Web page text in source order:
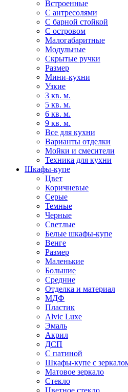
Встроенные
С антресолями
С барной стойкой
С островом
Малогабаритные
Модульные
Скрытые ручки
Размер
Мини-кухни
Узкие
3 кв. м.
5 кв. м.
6 кв. м.
9 кв. м.
Все для кухни
Варианты отделки
Мойки и смесители
Техника для кухни
Шкафы-купе
Цвет
Коричневые
Серые
Темные
Черные
Светлые
Белые шкафы-купе
Венге
Размер
Маленькие
Большие
Средние
Отделка и материал
МДФ
Пластик
Alvic Luxe
Эмаль
Акрил
ДСП
С патиной
Шкафы-купе с
Матовое зеркало
Стекло
Цветное стекло